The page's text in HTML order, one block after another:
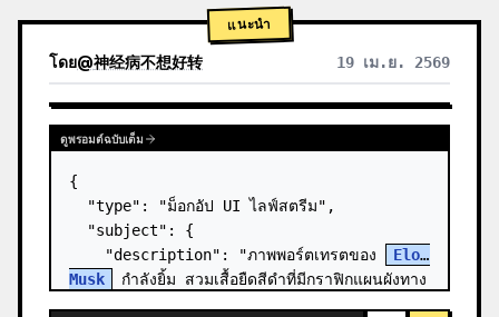
แนะนำ
โดย@神经病不想好转 19 เม.ย. 2569
ดูพรอมต์ฉบับเต็ม
{
  "type": "ม็อกอัป UI ไลฟ์สตรีม",
  "subject": {
    "description": "ภาพพอร์ตเทรตของ
Elon
Musk
กำลังยิ้ม สวมเสื้อยืดสีดำที่มีกราฟิกแผนผังทาง